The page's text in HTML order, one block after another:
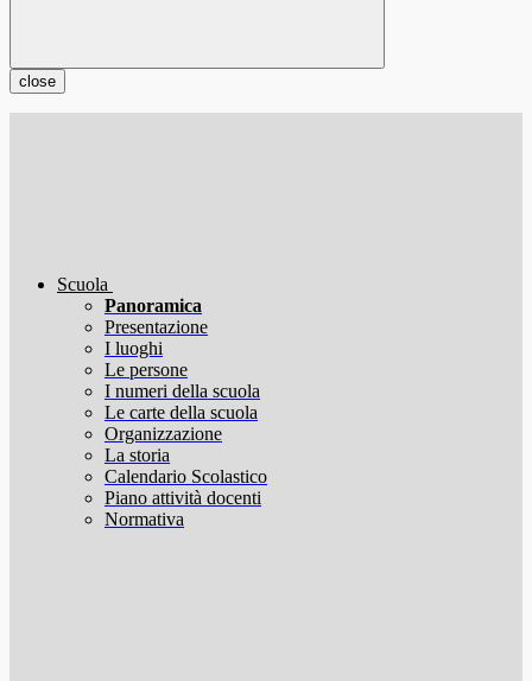
close
Scuola
Panoramica
Presentazione
I luoghi
Le persone
I numeri della scuola
Le carte della scuola
Organizzazione
La storia
Calendario Scolastico
Piano attività docenti
Normativa